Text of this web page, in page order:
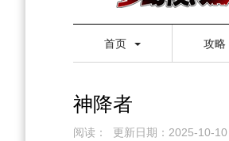
首页 攻略
神降者
阅读： 更新日期： 2025-10-10